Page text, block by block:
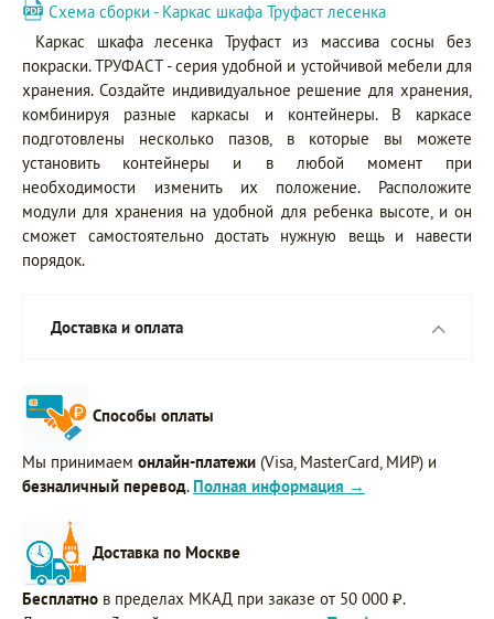
Схема сборки - Каркас шкафа Труфаст лесенка
Каркас шкафа лесенка Труфаст из массива сосны без
покраски. ТРУФАСТ - серия удобной и устойчивой мебели для
хранения. Создайте индивидуальное решение для хранения,
комбинируя разные каркасы и контейнеры. В каркасе
подготовлены несколько пазов, в которые вы можете
установить контейнеры и в любой момент при
необходимости изменить их положение. Расположите
модули для хранения на удобной для ребенка высоте, и он
сможет самостоятельно достать нужную вещь и навести
порядок.
Доставка и оплата
Способы оплаты
Мы принимаем онлайн-платежи (Visa, MasterCard, МИР) и
безналичный перевод. Полная информация →
Доставка по Москве
Бесплатно в пределах МКАД при заказе от 50 000 ₽.